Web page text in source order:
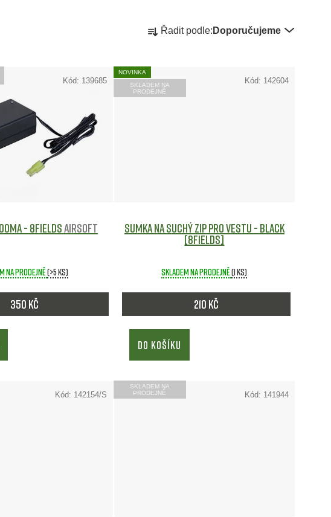
Ř
z
r
u
k
t
ů
Řadit podle: Doporučujeme
- 8FIELDSAirsoft
na prodejně(>5 ks)
350 Kč
Kód: 139685
NOVINKA
SKLADEM NA
PRODEJNĚ
Sumka na suchý zip pro vestu - Black
[8FIELDS]
Skladem na prodejně(1 ks)
210 Kč
DO KOŠÍKU
Kód: 142604
Kód: 142154/S
SKLADEM NA
PRODEJNĚ
Kód: 141944